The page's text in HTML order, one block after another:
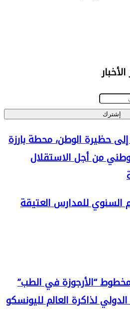
الوطن، محطة بارزة
أجل الاستقلال
للمدارس العتيقة
في الطب”
العالم لليونسكو